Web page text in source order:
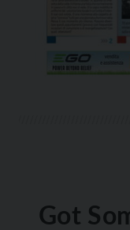
Got